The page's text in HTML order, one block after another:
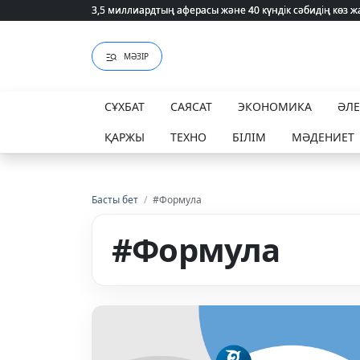
3,5 миллиардтың аферасы және 40 күндік сәбидің
3,5 миллиардтың аферасы және 40 күндік сәбидің
МӘЗІР
СҰХБАТ САЯСАТ ЭКОНОМИКА
ҚАРЖЫ
ТЕХНО БІЛІМ МӘДЕНИЕТ
Басты бет / #Формула
#Формула